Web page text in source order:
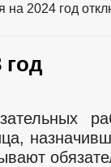
на 2024 год
год